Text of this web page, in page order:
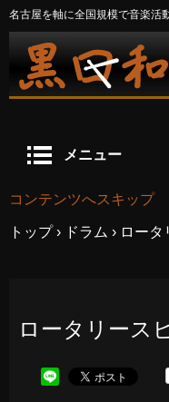
名古屋を軸に全国規模で音楽活
メニュー
コンテンツへスキップ
トップ › ドラム › ロータ
ロータリース